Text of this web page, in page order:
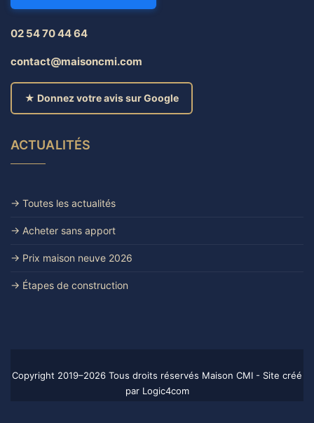
02 54 70 44 64
contact@maisoncmi.com
★ Donnez votre avis sur Google
ACTUALITÉS
→ Toutes les actualités
→ Acheter sans apport
→ Prix maison neuve 2026
→ Étapes de construction
Copyright 2019–2026 Tous droits réservés Maison CMI - Site créé
par Logic4com